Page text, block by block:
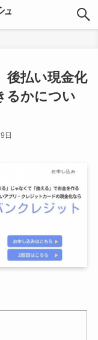
後払い現金化
るかについ
日